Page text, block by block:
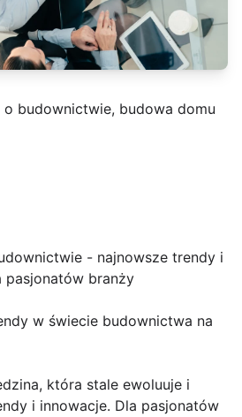
budownictwie, budowa domu
- najnowsze trendy i
pasjonatów branży
w świecie budownictwa na
która stale ewoluuje i
i innowacje. Dla pasjonatów